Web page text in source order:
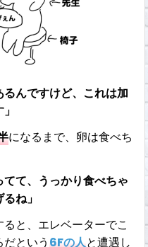
んですけど、これは加
になるまで、卵は食べち
て、うっかり食べちゃ
ね」
と、エレベーターでこ
だという6Fの人と遭遇し